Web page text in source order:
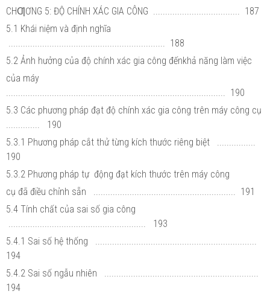
CHƢƠNG 5: ĐỘ CHÍNH XÁC GIA CÔNG .................................... 187
5.1 Khái niệm và định nghĩa
................................................................. 188
5.2 Ảnh hưởng của độ chính xác gia công đếnkhả năng làm việc
của máy
........................................................................................... 190
5.3 Các phương pháp đạt độ chính xác gia công trên máy công cụ
.............. 190
5.3.1 Phương pháp cắt thử từng kích thước riêng biệt ................
190
5.3.2 Phương pháp tự động đạt kích thước trên máy công
cụ đã điều chỉnh sẵn ........................................................... 191
5.4 Tính chất của sai số gia công
......................................................... 193
5.4.1 Sai số hệ thống ...................................................................
194
5.4.2 Sai số ngẫu nhiên ................................................................
194